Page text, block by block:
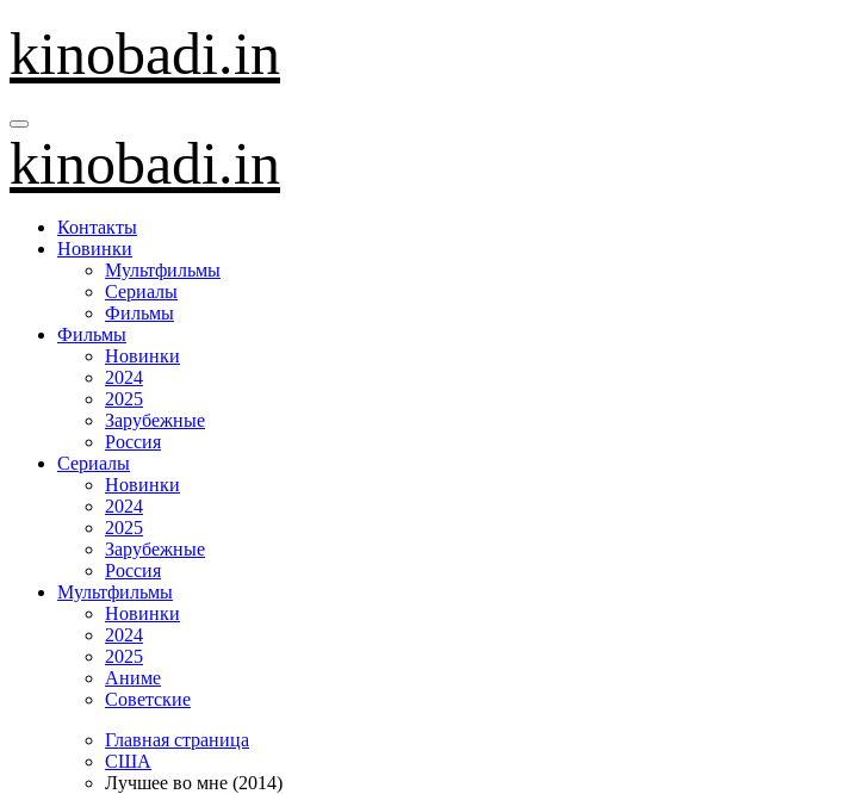
Перейти
содержанию
kinobadi.in
kinobadi.in
Контакты
Новинки
Мультфильмы
Сериалы
Фильмы
Фильмы
Новинки
2024
2025
Зарубежные
Россия
Сериалы
Новинки
2024
2025
Зарубежные
Россия
Мультфильмы
Новинки
2024
2025
Аниме
Советские
Главная страница
США
Лучшее во мне (2014)